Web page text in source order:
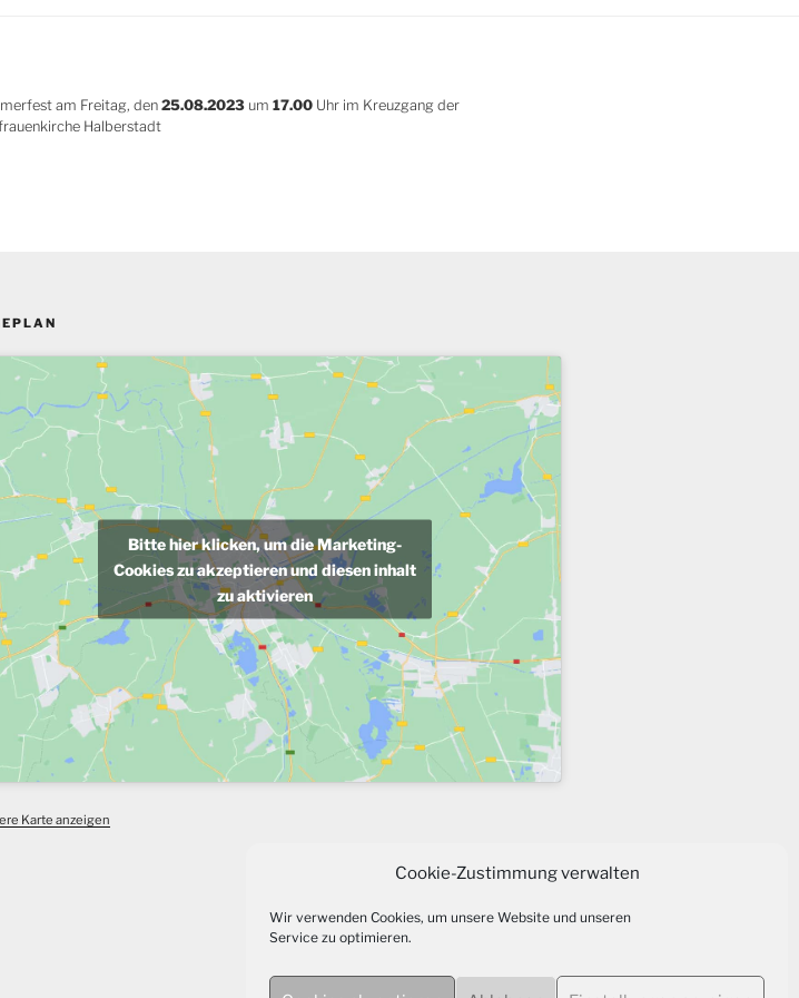
Cookie-Zustimmung verwalten
Wir verwenden Cookies, um unsere Website und unseren
Service zu optimieren.
am Freitag, den25.08.2023 um17.00 Uhr im Kreuzgang der
Halberstadt
Bitte hier klicken, um die Marketing-
Cookies zu akzeptieren und diesen inhalt
zu aktivieren
Karte anzeigen